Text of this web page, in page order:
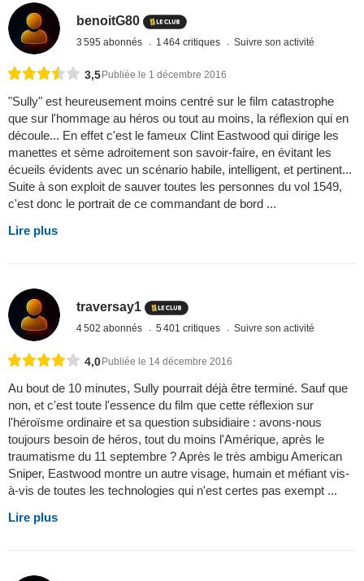
benoitG80
3 595 abonnés 1 464 critiques Suivre son activité
3,5 Publiée le 1 décembre 2016
"Sully" est heureusement moins centré sur le film catastrophe
que sur l'hommage au héros ou tout au moins, la réflexion qui en
découle... En effet c'est le fameux Clint Eastwood qui dirige les
manettes et sème adroitement son savoir-faire, en évitant les
écueils évidents avec un scénario habile, intelligent, et pertinent...
Suite à son exploit de sauver toutes les personnes du vol 1549,
c'est donc le portrait de ce commandant de bord ...
Lire plus
traversay1
4 502 abonnés 5 401 critiques Suivre son activité
4,0Publiée le 14 décembre 2016
Au bout de 10 minutes, Sully pourrait déjà être terminé. Sauf que
non, et c'est toute l'essence du film que cette réflexion sur
l'héroïsme ordinaire et sa question subsidiaire : avons-nous
toujours besoin de héros, tout du moins l'Amérique, après le
traumatisme du 11 septembre ? Après le très ambigu American
Sniper, Eastwood montre un autre visage, humain et méfiant vis-
à-vis de toutes les technologies qui n'est certes pas exempt ...
Lire plus